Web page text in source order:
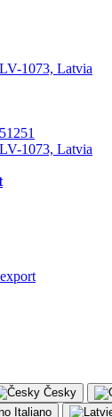
1073, Latvia
1073, Latvia
Česky
Italiano